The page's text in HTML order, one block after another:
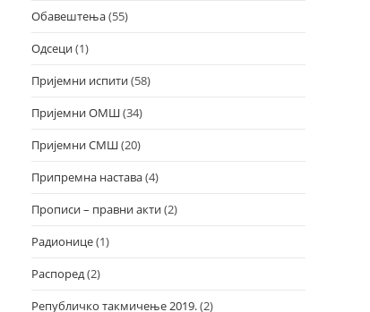
Обавештења(55)
Одсеци(1)
Пријемни испити(58)
Пријемни ОМШ(34)
Пријемни СМШ(20)
Припремна настава(4)
Прописи – правни акти(2)
Радионице(1)
Распоред(2)
Републичко такмичење 2019.(2)